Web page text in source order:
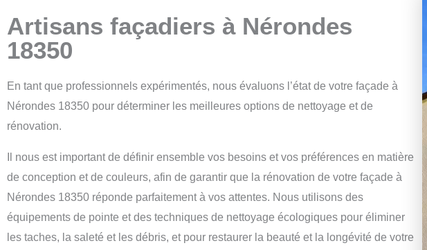
Artisans façadiers à Nérondes
18350
En tant que professionnels expérimentés, nous évaluons l’état de votre façade à
Nérondes 18350 pour déterminer les meilleures options de nettoyage et de
rénovation.
Il nous est important de définir ensemble vos besoins et vos préférences en matière
de conception et de couleurs, afin de garantir que la rénovation de votre façade à
Nérondes 18350 réponde parfaitement à vos attentes. Nous utilisons des
équipements de pointe et des techniques de nettoyage écologiques pour éliminer
les taches, la saleté et les débris, et pour restaurer la beauté et la longévité de votre